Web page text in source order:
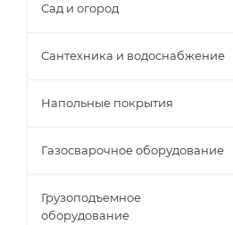
Сад и огород
Сантехника и водоснабжение
Напольные покрытия
Газосварочное оборудование
Грузоподъемное
оборудование